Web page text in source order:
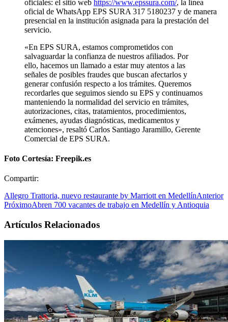
oficiales: el sitio web https://www.epssura.com/, la línea
oficial de WhatsApp EPS SURA 317 5180237 y de manera
presencial en la institución asignada para la prestación del
servicio.
«En EPS SURA, estamos comprometidos con
salvaguardar la confianza de nuestros afiliados. Por
ello, hacemos un llamado a estar muy atentos a las
señales de posibles fraudes que buscan afectarlos y
generar confusión respecto a los trámites. Queremos
recordarles que seguimos siendo su EPS y continuamos
manteniendo la normalidad del servicio en trámites,
autorizaciones, citas, tratamientos, procedimientos,
exámenes, ayudas diagnósticas, medicamentos y
atenciones», resaltó Carlos Santiago Jaramillo, Gerente
Comercial de EPS SURA.
Foto Cortesía: Freepik.es
Compartir:
Allegro Trattoria, nuevo restaurante by Marriott en MedellínAnterior
PróximoAbren 700 vacantes de trabajo en Medellín y Antioquia
Artículos Relacionados